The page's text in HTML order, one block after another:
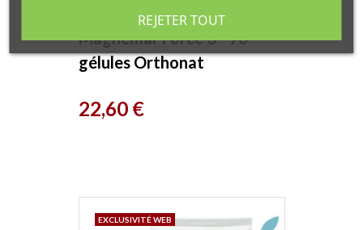
Magnemar Force 3 - 90
gélules Orthonat
Prix
22,60 €
EXCLUSIVITÉ WEB
REJETER TOUT